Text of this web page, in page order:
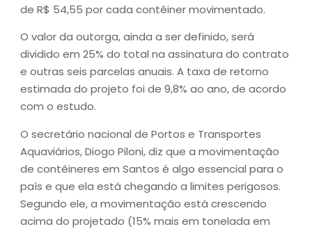
de R$ 54,55 por cada contêiner movimentado.
O valor da outorga, ainda a ser definido, será
dividido em 25% do total na assinatura do contrato
e outras seis parcelas anuais. A taxa de retorno
estimada do projeto foi de 9,8% ao ano, de acordo
com o estudo.
O secretário nacional de Portos e Transportes
Aquaviários, Diogo Piloni, diz que a movimentação
de contêineres em Santos é algo essencial para o
país e que ela está chegando a limites perigosos.
Segundo ele, a movimentação está crescendo
acima do projetado (15% mais em tonelada em